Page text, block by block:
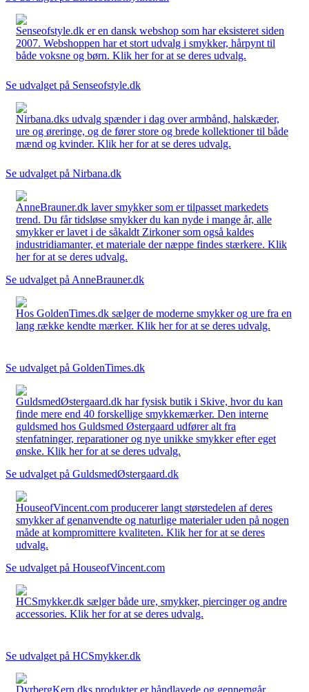
Senseofstyle.dk er en dansk webshop som har eksisteret siden
2007. Webshoppen har et stort udvalg i smykker, hårpynt til
både voksne og børn. Klik her for at se deres udvalg.
Se udvalget på Senseofstyle.dk
Nirbana.dks udvalg spænder i dag over armbånd, halskæder,
ure og øreringe, og de fører store og brede kollektioner til både
mænd og kvinder. Klik her for at se deres udvalg.
Se udvalget på Nirbana.dk
AnneBrauner.dk laver smykker som er tilpasset markedets
trend. Du får tidsløse smykker du kan nyde i mange år, alle
smykker er lavet i de såkaldt Zirkoner som også kaldes
industridiamanter, et materiale der næppe findes stærkere. Klik
her for at se deres udvalg.
Se udvalget på AnneBrauner.dk
Hos GoldenTimes.dk sælger de moderne smykker og ure fra en
lang række kendte mærker. Klik her for at se deres udvalg.
Se udvalget på GoldenTimes.dk
GuldsmedØstergaard.dk har fysisk butik i Skive, hvor du kan
finde mere end 40 forskellige smykkemærker. Den interne
guldsmed hos Guldsmed Østergaard udfører alt fra
stenfatninger, reparationer og nye unikke smykker efter eget
ønske. Klik her for at se deres udvalg.
Se udvalget på GuldsmedØstergaard.dk
HouseofVincent.com producerer langt størstedelen af deres
smykker af genanvendte og naturlige materialer uden på nogen
måde at kompromittere kvaliteten. Klik her for at se deres
udvalg.
Se udvalget på HouseofVincent.com
HCSmykker.dk sælger både ure, smykker, piercinger og andre
accessories. Klik her for at se deres udvalg.
Se udvalget på HCSmykker.dk
DyrbergKern.dks produkter er håndlavede og gennemgår